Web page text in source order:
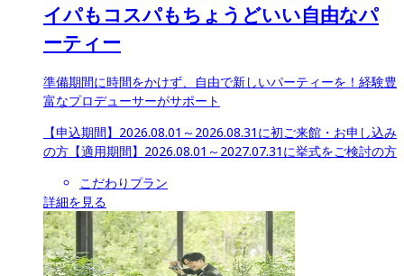
イパもコスパもちょうどいい自由なパ
ーティー
準備期間に時間をかけず、自由で新しいパーティーを！経験豊
富なプロデューサーがサポート
【申込期間】 2026.08.01～2026.08.31に初ご来館・お申し込み
の方 【適用期間】 2026.08.01～2027.07.31に挙式をご検討の方
こだわりプラン
詳細を見る